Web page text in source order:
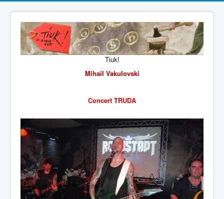
Tiuk!
Mihail Vakulovski
Concert TRUDA